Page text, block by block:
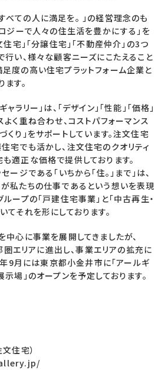
ての人に満足を。 」の経営理念のも
ジーで人々の住生活を豊かにする」を
住宅」「分譲住宅」「不動産仲介」の3つ
行い、様々な顧客ニーズにこたえること
度の高い住宅プラットフォーム企業と
す。
ラリー」は、「デザイン」「性能」「価格」
く重ね合わせ、コストパフォーマンス
くり」をサポートしています。注文住宅
宅でも活かし、注文住宅のクオリティ
適正な価格で提供しております。
ージである「いちから「住。」まで」は、
私たちの仕事であるという想いを表現
ープの「戸建住宅事業」と「中古再生・
てそれを形にしております。
中心に事業を展開してきましたが、
エリアに進出し、事業エリアの拡充に
9月には東京都小金井市に「アールギ
場」のオープンを予定しております。
住宅）